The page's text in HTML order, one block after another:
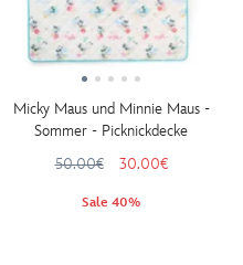
Micky Maus und Minnie Maus -
Sommer - Picknickdecke
50.00€
30.00€
Sale 40%